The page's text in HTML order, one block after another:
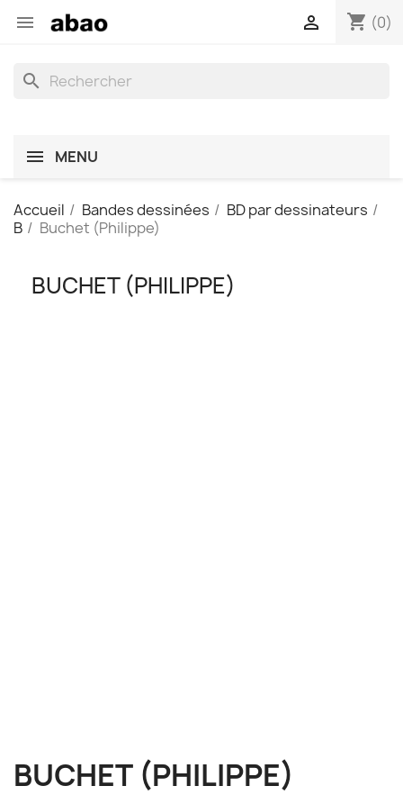
 shopping_cart (0)

search
MENU
Accueil Bandes dessinées
BD par dessinateurs
B
Buchet (Philippe)
BUCHET (PHILIPPE)
BUCHET (PHILIPPE)